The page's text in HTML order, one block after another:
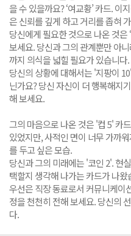
을 수 있을까요? ‘여교황’ 카드. 이
은 신뢰를 깊게 하고 거리를 좁혀
당신에게 필요한 것으로 나온 것은
보세요. 당신과 그의 관계뿐만 아
까지 의식을 넓힐 필요가 있습니다.
당신의 상황에 대해서는 '지팡이
닌가요? 당신 자신이 더 행복해지
해 보세요.
그의 마음으로 나온 것은 '컵 5' 카
있었지만, 사적인 면이 너무 가까
를 두고 싶은 모습.
당신과 그의 미래에는 '코인 2'. 현
택할지 생각해 나가는 카드가 나왔
우선은 직장 동료로서 커뮤니케이
정을 천천히 전해 보세요. 당신의
다.